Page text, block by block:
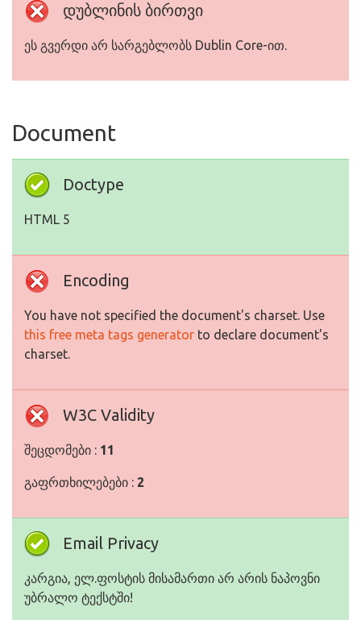
დუბლინის ბირთვი
ეს გვერდი არ სარგებლობს Dublin Core-ით.
Document
Doctype
HTML 5
Encoding
You have not specified the document's charset. Use
this free meta tags generator to declare document's
charset.
W3C Validity
შეცდომები : 11
გაფრთხილებები : 2
Email Privacy
კარგია, ელ.ფოსტის მისამართი არ არის ნაპოვნი
უბრალო ტექსტში!